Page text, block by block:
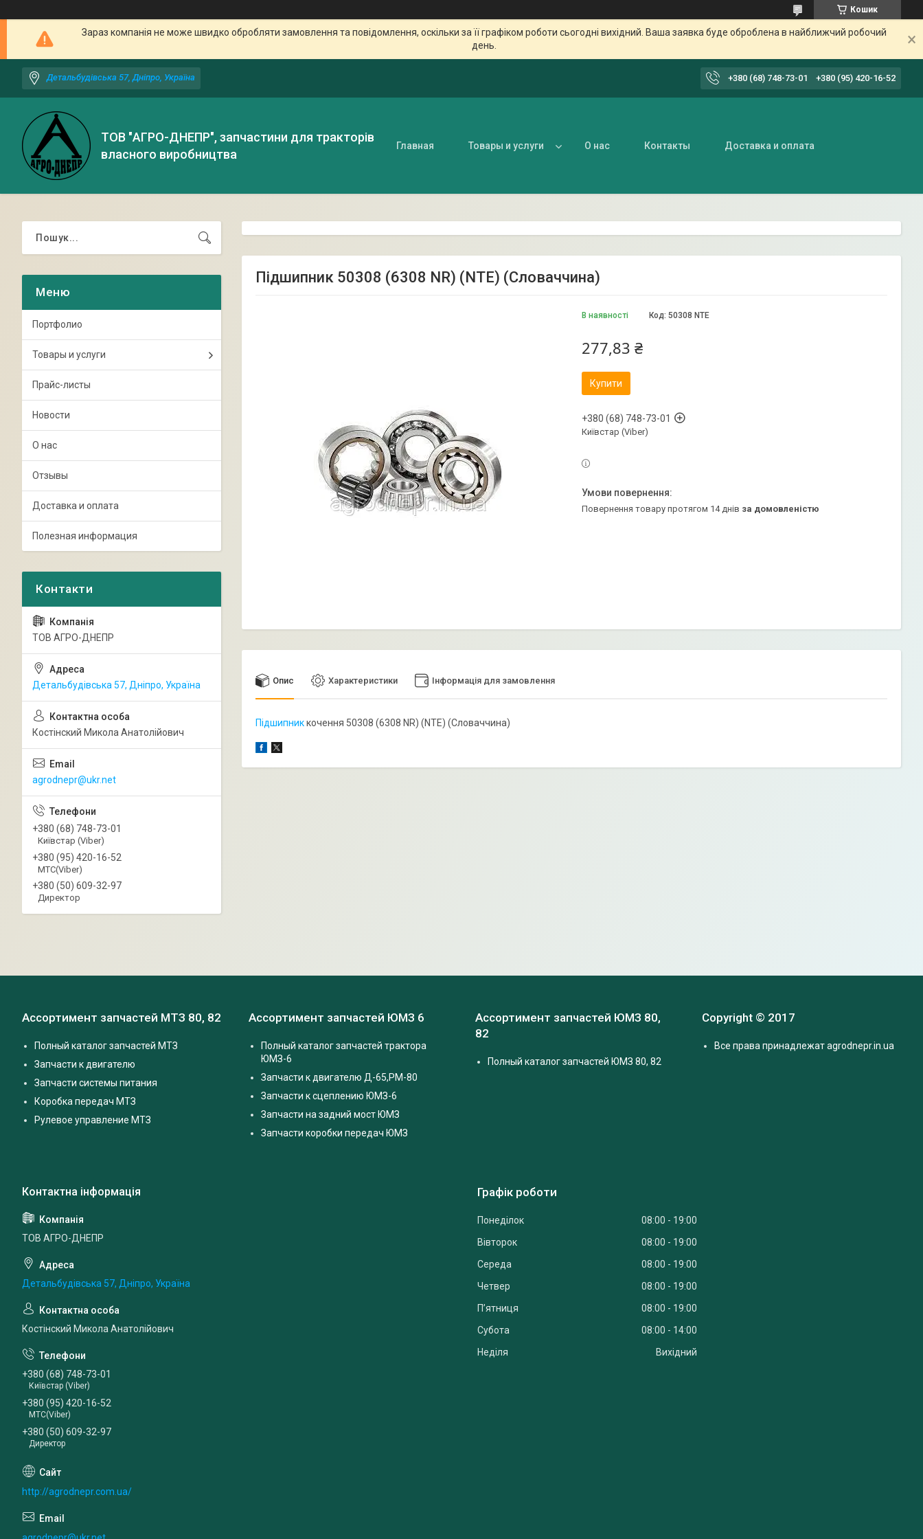
Кошик
Зараз компанія не може швидко обробляти замовлення та повідомлення, оскільки за її графіком роботи сьогодні вихідний. Ваша заявка буде оброблена в найближчий робочий
день.
Детальбудівська 57, Дніпро, Україна +380 (68) 748-73-01 +380 (95) 420-16-52
ТОВ "АГРО-ДНЕПР", запчастини для тракторів
власного виробництва
Главная Товары и услуги О нас Контакты Доставка и оплата
Підшипник 50308 (6308 NR) (NTE) (Словаччина)
В наявності Код: 50308 NTE
277,83 ₴
Купити
+380 (68) 748-73-01
Київстар (Viber)
повернення товару протягом 14 днів за домовленістю
Опис Характеристики Інформація для замовлення
Підшипниккочення 50308 (6308 NR) (NTE) (Словаччина)
Портфолио
Товары и услуги
Прайс-листы
Новости
О нас
Отзывы
Доставка и оплата
Полезная информация
ТОВ АГРО-ДНЕПР
Детальбудівська 57, Дніпро, Україна
Костінский Микола Анатолійович
agrodnepr@ukr.net
+380 (68) 748-73-01
Київстар (Viber)
+380 (95) 420-16-52
МТС(Viber)
+380 (50) 609-32-97
Директор
Ассортимент запчастей МТЗ 80, 82
Полный каталог запчастей МТЗ
Запчасти к двигателю
Запчасти системы питания
Коробка передач МТЗ
Рулевое управление МТЗ
Ассортимент запчастей ЮМЗ 6
Полный каталог запчастей трактора
ЮМЗ-6
Запчасти к двигателю Д-65,РМ-80
Запчасти к сцеплению ЮМЗ-6
Запчасти на задний мост ЮМЗ
Запчасти коробки передач ЮМЗ
Ассортимент запчастей ЮМЗ 80,
82
Полный каталог запчастей ЮМЗ 80, 82
Copyright © 2017
Все права принадлежат agrodnepr.in.ua
ТОВ АГРО-ДНЕПР
Детальбудівська 57, Дніпро, Україна
Костінский Микола Анатолійович
+380 (68) 748-73-01
Київстар (Viber)
+380 (95) 420-16-52
МТС(Viber)
+380 (50) 609-32-97
Директор
http://agrodnepr.com.ua/
Графік роботи
Понеділок 08:00
19:00
Вівторок
08:00
19:00
Середа
08:00
19:00
Четвер
08:00
19:00
Пʼятниця
08:00
19:00
Субота
08:00
14:00
Неділя
Вихідний